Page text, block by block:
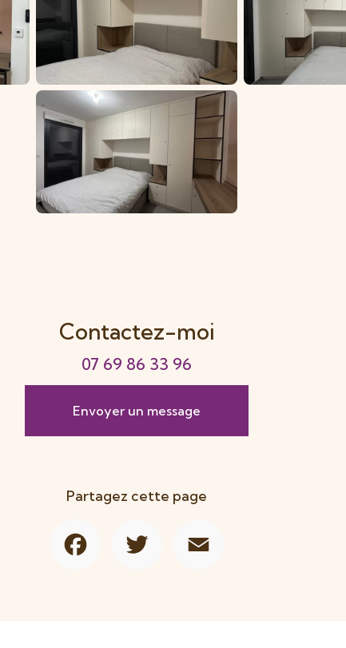
Contactez-moi
07 69 86 33 96
Envoyer un message
Partagez cette page